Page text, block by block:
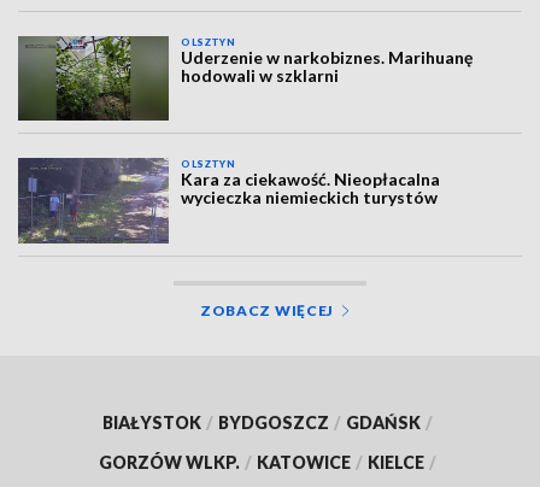
OLSZTYN
Uderzenie w narkobiznes. Marihuanę
hodowali w szklarni
OLSZTYN
Kara za ciekawość. Nieopłacalna
wycieczka niemieckich turystów
ZOBACZ WIĘCEJ
BIAŁYSTOK / BYDGOSZCZ / GDAŃSK /
GORZÓW WLKP. / KATOWICE / KIELCE /